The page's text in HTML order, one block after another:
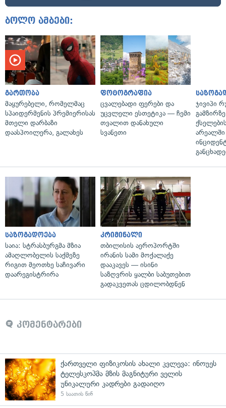
ბოლო ამბები:
გართობა
მაყურებელი, რომელმაც
სპაიდერმენის პრემიერისას
მთელი დარბაზი
დაასპოილერა, გალახეს
ფოტოგრაფია
ცვალებადი ფერები და
უცვლელი ესთეტიკა — ჩემი
თვალით დანახული
სვანეთი
ჯივიპი
საზოგადოება
საია: სტრასბურგმა მზია
ამაღლობელის საქმეზე
რიგით მეოთხე საჩივარი
დაარეგისტრირა
კრიმინალი
თბილისის აეროპორტში
ირანის სამი მოქალაქე
დააკავეს — ისინი
საზღვრის ყალბი საბუთებით
გადაკვეთას ცდილობდნენ
კომენტარები
ქართველი ფიზიკოსის ახალი კვლევა: ინოუეს
ტელესკოპმა მზის მაგნიტური ველის
უნიკალური კადრები გადაიღო
5 საათის წინ